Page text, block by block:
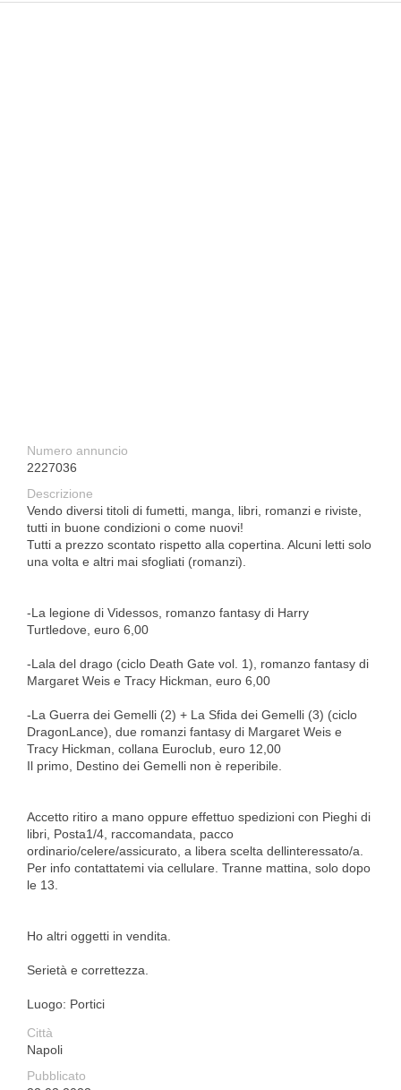
Numero annuncio
2227036
Descrizione
Vendo diversi titoli di fumetti, manga, libri, romanzi e riviste,
tutti in buone condizioni o come nuovi!
Tutti a prezzo scontato rispetto alla copertina. Alcuni letti solo
una volta e altri mai sfogliati (romanzi).
-La legione di Videssos, romanzo fantasy di Harry
Turtledove, euro 6,00
-Lala del drago (ciclo Death Gate vol. 1), romanzo fantasy di
Margaret Weis e Tracy Hickman, euro 6,00
-La Guerra dei Gemelli (2) + La Sfida dei Gemelli (3) (ciclo
DragonLance), due romanzi fantasy di Margaret Weis e
Tracy Hickman, collana Euroclub, euro 12,00
Il primo, Destino dei Gemelli non è reperibile.
Accetto ritiro a mano oppure effettuo spedizioni con Pieghi di
libri, Posta1/4, raccomandata, pacco
ordinario/celere/assicurato, a libera scelta dellinteressato/a.
Per info contattatemi via cellulare. Tranne mattina, solo dopo
le 13.
Ho altri oggetti in vendita.
Serietà e correttezza.
Luogo: Portici
Città
Napoli
Pubblicato